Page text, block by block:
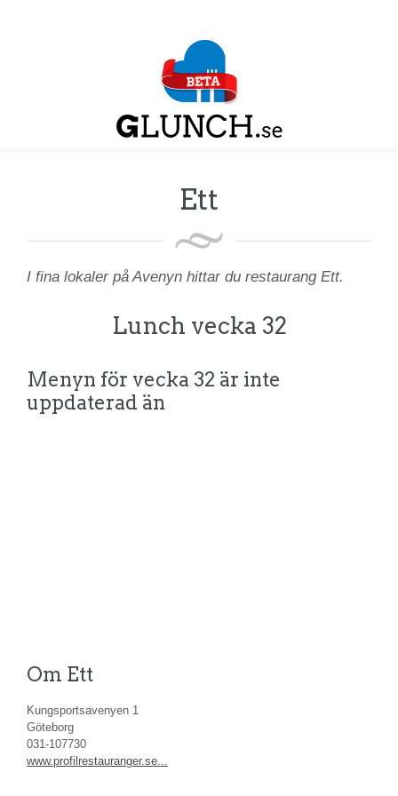
Ett
I fina lokaler på Avenyn hittar du restaurang Ett.
Lunch vecka 32
Menyn för vecka 32 är inte
uppdaterad än
Om Ett
Kungsportsavenyen 1
Göteborg
031-107730
www.profilrestauranger.se...